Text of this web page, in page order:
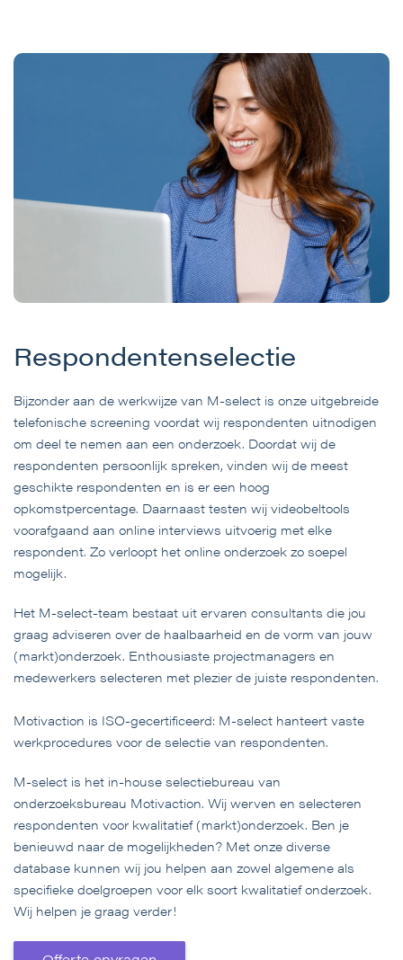
Respondentenselectie
Bijzonder aan de werkwijze van M-select is onze uitgebreide
telefonische screening voordat wij respondenten uitnodigen
om deel te nemen aan een onderzoek. Doordat wij de
respondenten persoonlijk spreken, vinden wij de meest
geschikte respondenten en is er een hoog
opkomstpercentage. Daarnaast testen wij videobeltools
voorafgaand aan online interviews uitvoerig met elke
respondent. Zo verloopt het online onderzoek zo soepel
mogelijk.
Het M-select-team bestaat uit ervaren consultants die jou
graag adviseren over de haalbaarheid en de vorm van jouw
(markt)onderzoek. Enthousiaste projectmanagers en
medewerkers selecteren met plezier de juiste respondenten.
Motivaction is ISO-gecertificeerd: M-select hanteert vaste
werkprocedures voor de selectie van respondenten.
M-select is het in-house selectiebureau van
onderzoeksbureau Motivaction. Wij werven en selecteren
respondenten voor kwalitatief (markt)onderzoek. Ben je
benieuwd naar de mogelijkheden? Met onze diverse
database kunnen wij jou helpen aan zowel algemene als
specifieke doelgroepen voor elk soort kwalitatief onderzoek.
Wij helpen je graag verder!